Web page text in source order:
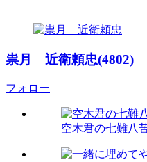
祟月 近衛頼忠(4802)
フォロー
空木君の七難八